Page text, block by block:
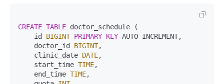
CREATE TABLE doctor_schedule (
    id
BIGINT PRIMARY KEY AUTO_INCREMENT,
    doctor_id
BIGINT,
    clinic_date
DATE,
    start_time
TIME,
    end_time
TIME,